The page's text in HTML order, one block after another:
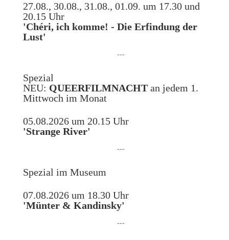
27.08., 30.08., 31.08., 01.09. um 17.30 und
20.15 Uhr
'Chéri, ich komme! - Die Erfindung der
Lust'
---
Spezial
NEU: QUEERFILMNACHT an jedem 1.
Mittwoch im Monat
05.08.2026 um 20.15 Uhr
'Strange River'
---
Spezial im Museum
07.08.2026 um 18.30 Uhr
'Münter & Kandinsky'
---